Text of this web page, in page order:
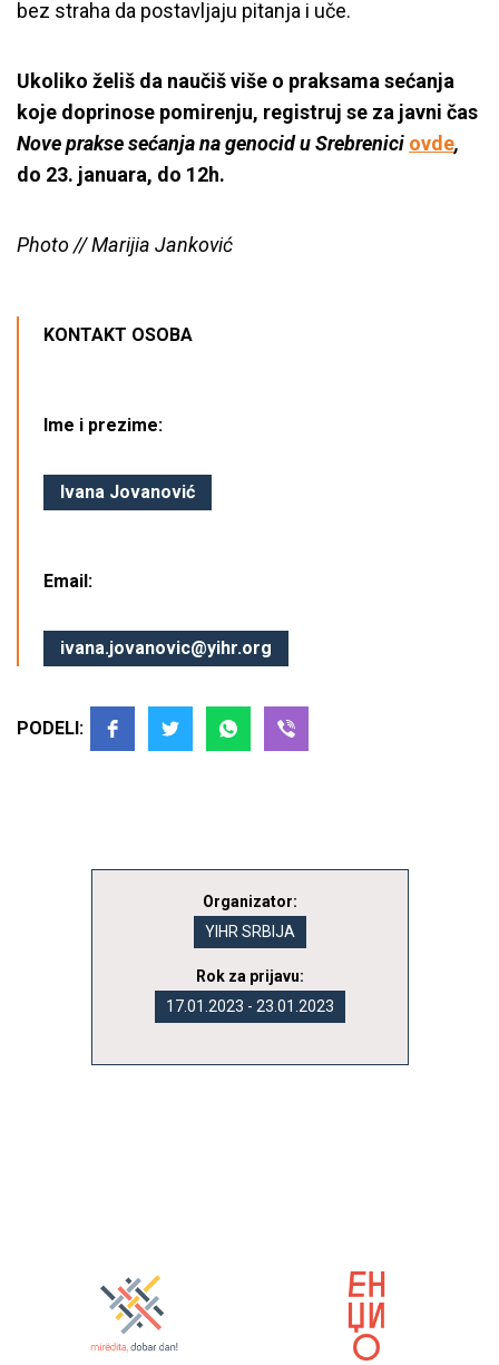
bez straha da postavljaju pitanja i uče.
Ukoliko želiš da naučiš više o praksama sećanja
koje doprinose pomirenju, registruj se za javni čas
Nove prakse sećanja na genocid u Srebrenici ovde,
do 23. januara, do 12h.
Photo // Marijia Janković
KONTAKT OSOBA
Ime i prezime:
Ivana Jovanović
Email:
ivana.jovanovic@yihr.org
PODELI:
Organizator:
YIHR SRBIJA
Rok za prijavu:
17.01.2023 - 23.01.2023